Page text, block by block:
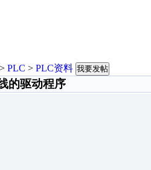
> PLC > PLC资料 我要发帖
的驱动程序